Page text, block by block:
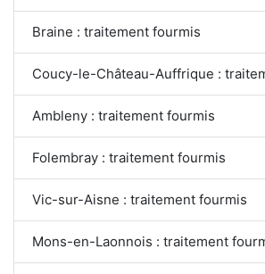
Braine : traitement fourmis
Coucy-le-Château-Auffrique :
Ambleny : traitement fourmis
Folembray : traitement fourmis
Vic-sur-Aisne : traitement fourmis
Mons-en-Laonnois : traitement